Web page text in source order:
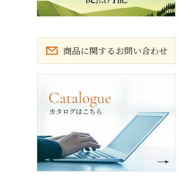
商品に関するお問い合わせ